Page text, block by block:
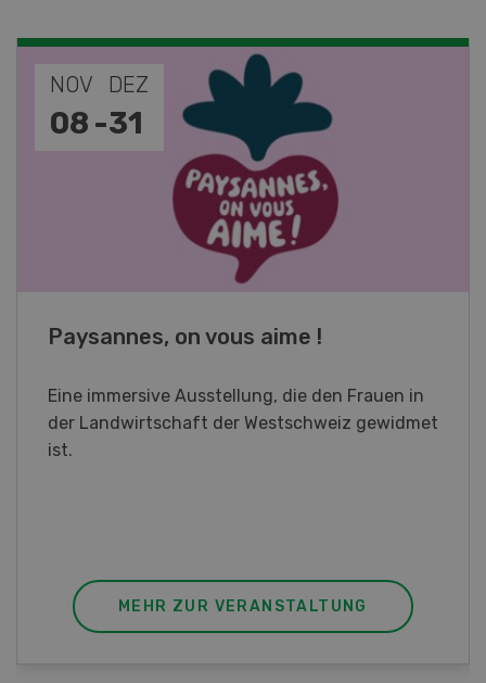
NOV
19 -
JAN
28
Fachkurs Aquakultur
Sind Sie in der Fischzucht tätig oder
interessieren Sie sich für das Thema? In
diesem Fall ist unser FBA-Weiterbildungskurs
MEHR ZUR VERANSTALTUNG